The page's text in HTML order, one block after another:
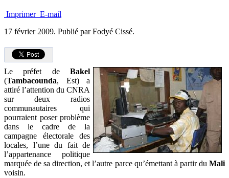
Imprimer E-mail
17 février 2009. Publié par Fodyé Cissé.
Le préfet de Bakel
(Tambacounda, Est) a
attiré l’attention du CNRA
sur deux radios
communautaires qui
pourraient poser problème
dans le cadre de la
campagne électorale des
locales, l’une du fait de
l’appartenance politique
marquée de sa direction, et l’autre parce qu’émettant à partir du Mali
voisin.